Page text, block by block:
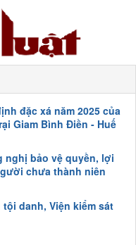
đặc xá năm 2025 của
Giam Bình Điền - Huế
nghị bảo vệ quyền, lợi
chưa thành niên
danh, Viện kiểm sát